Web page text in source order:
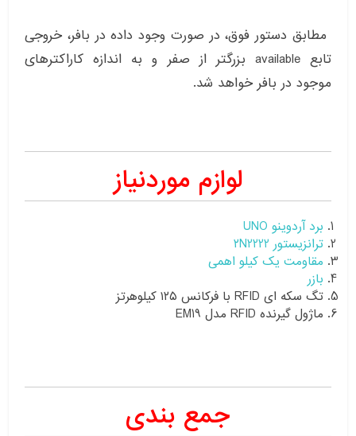
مطابق دستور فوق، در صورت وجود داده در بافر، خروجی
تابع available بزرگتر از صفر و به اندازه کاراکترهای
موجود در بافر خواهد شد.
لوازم موردنیاز
برد آردوینو UNO
ترانزیستور ۲N2222
مقاومت یک کیلو اهمی
بازر
تگ سکه ای RFID با فرکانس ۱۲۵ کیلوهرتز
ماژول گیرنده RFID مدل EM19
جمع بندی